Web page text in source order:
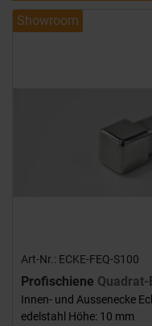
Showroom
Art-Nr.: ECKE-FEQ-S100
Profischiene Quadrat-
Innen- und Aussenecke
edelstahl Höhe: 10 mm